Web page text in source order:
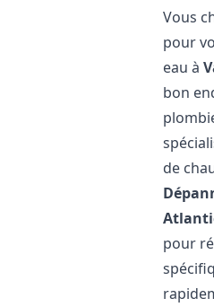
Vous
pour
eau à
bon
de
pour